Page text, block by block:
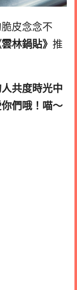
皮念念不
雲林鍋貼》 推
共度時光中
們哦！喵～